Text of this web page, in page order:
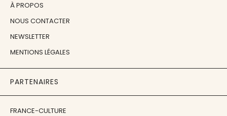
À PROPOS
NOUS CONTACTER
NEWSLETTER
MENTIONS LÉGALES
PARTENAIRES
FRANCE-CULTURE